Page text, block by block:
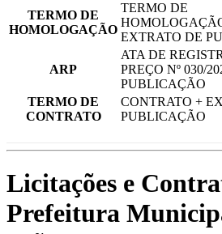
TERMO DE
HOMOLOGAÇÃO
TERMO DE
EXTRATO DE
ARP
ATA DE
PREÇO Nº 030/
PUBLICAÇÃO
TERMO DE
CONTRATO
CONTRATO +
PUBLICAÇÃO
Licitações e
Prefeitura